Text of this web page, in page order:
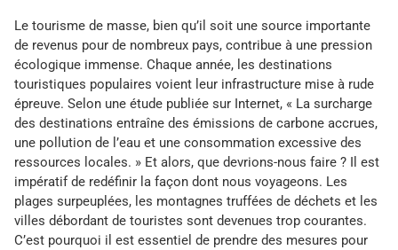
Le tourisme de masse, bien qu’il soit une source importante
de revenus pour de nombreux pays, contribue à une pression
écologique immense. Chaque année, les destinations
touristiques populaires voient leur infrastructure mise à rude
épreuve. Selon une étude publiée sur Internet, « La surcharge
des destinations entraîne des émissions de carbone accrues,
une pollution de l’eau et une consommation excessive des
ressources locales. » Et alors, que devrions-nous faire ? Il est
impératif de redéfinir la façon dont nous voyageons. Les
plages surpeuplées, les montagnes truffées de déchets et les
villes débordant de touristes sont devenues trop courantes.
C’est pourquoi il est essentiel de prendre des mesures pour